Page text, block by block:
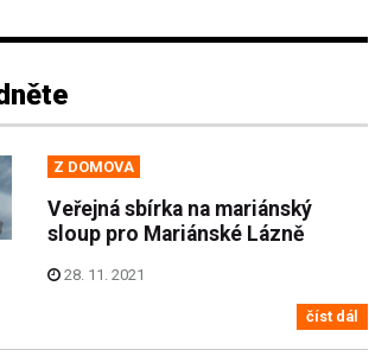
Z DOMOVA
Veřejná sbírka na mariánský
sloup pro Mariánské Lázně
28. 11. 2021
číst dál